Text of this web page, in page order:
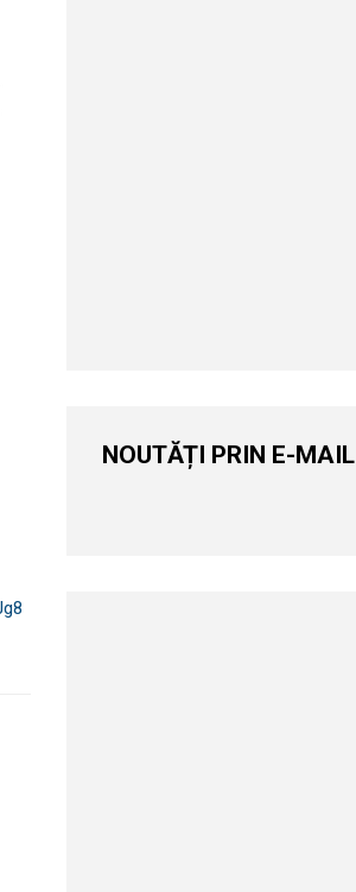
NOUTĂȚI PRIN E-MAIL